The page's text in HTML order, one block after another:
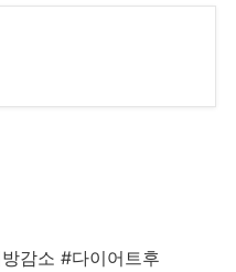
감소 #다이어트후